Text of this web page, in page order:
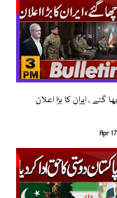
گئے ، ایران کا بڑا اعلان
Apr